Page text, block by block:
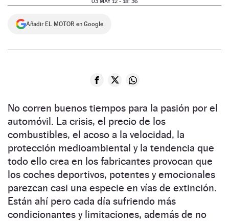
Añadir EL MOTOR en Google
No corren buenos tiempos para la pasión por el
automóvil. La crisis, el precio de los
combustibles, el acoso a la velocidad, la
protección medioambiental y la tendencia que
todo ello crea en los fabricantes provocan que
los coches deportivos, potentes y emocionales
parezcan casi una especie en vías de extinción.
Están ahí pero cada día sufriendo más
condicionantes y limitaciones, además de no